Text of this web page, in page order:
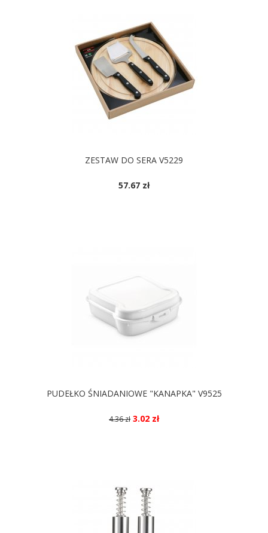
ZESTAW DO SERA V5229
57.67 zł
PUDEŁKO ŚNIADANIOWE "KANAPKA" V9525
4.36 zł 3.02 zł